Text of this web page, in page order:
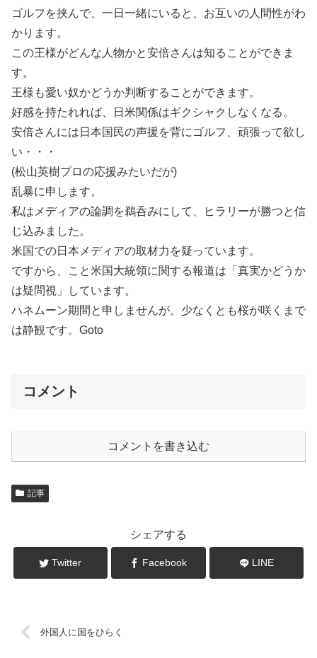
ゴルフを挟んで、一日一緒にいると、お互いの人間性がわ
かります。
この王様がどんな人物かと安倍さんは知ることができま
す。
王様も愛い奴かどうか判断することができます。
好感を持たれれば、日米関係はギクシャクしなくなる。
安倍さんには日本国民の声援を背にゴルフ、頑張って欲し
い・・・
(松山英樹プロの応援みたいだが)
乱暴に申します。
私はメディアの論調を鵜呑みにして、ヒラリーが勝つと信
じ込みました。
米国での日本メディアの取材力を疑っています。
ですから、こと米国大統領に関する報道は「真実かどうか
は疑問視」しています。
ハネムーン期間と申しませんが。少なくとも桜が咲くまで
は静観です。Goto
コメント
コメントを書き込む
記事
シェアする
Twitter Facebook LINE
外国人に国をひらく